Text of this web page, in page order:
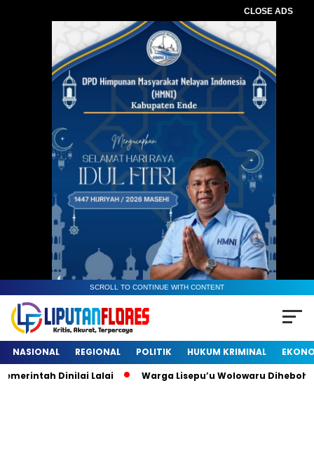
CLOSE ADS
SCROLL TO CONTINUE WITH CONTENT
NASIONAL REGIONAL POLITIK HUKUM KRIMINAL
Dinilai Lalai
Warga Lisepu’u Wolowaru Dihebohkan